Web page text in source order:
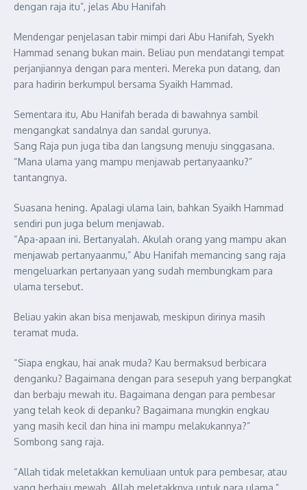
dengan raja itu”, jelas Abu Hanifah
Mendengar penjelasan tabir mimpi dari Abu Hanifah, Syekh
Hammad senang bukan main. Beliau pun mendatangi tempat
perjanjiannya dengan para menteri. Mereka pun datang, dan
para hadirin berkumpul bersama Syaikh Hammad.
Sementara itu, Abu Hanifah berada di bawahnya sambil
mengangkat sandalnya dan sandal gurunya.
Sang Raja pun juga tiba dan langsung menuju singgasana.
“Mana ulama yang mampu menjawab pertanyaanku?”
tantangnya.
Suasana hening. Apalagi ulama lain, bahkan Syaikh Hammad
sendiri pun juga belum menjawab.
“Apa-apaan ini. Bertanyalah. Akulah orang yang mampu akan
menjawab pertanyaanmu,” Abu Hanifah memancing sang raja
mengeluarkan pertanyaan yang sudah membungkam para
ulama tersebut.
Beliau yakin akan bisa menjawab, meskipun dirinya masih
teramat muda.
“Siapa engkau, hai anak muda? Kau bermaksud berbicara
denganku? Bagaimana dengan para sesepuh yang berpangkat
dan berbaju mewah itu. Bagaimana dengan para pembesar
yang telah keok di depanku? Bagaimana mungkin engkau
yang masih kecil dan hina ini mampu melakukannya?”
Sombong sang raja.
“Allah tidak meletakkan kemuliaan untuk para pembesar, atau
yang berbaju mewah. Allah meletakknya untuk para ulama,”